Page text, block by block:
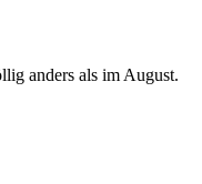
anders als im August.